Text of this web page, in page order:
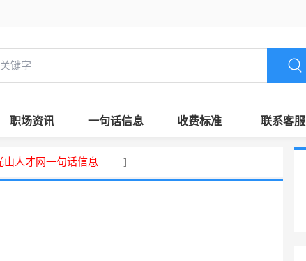
职场资讯 一句话信息 收费标准 联系客服
山人才网一句话信息 ]